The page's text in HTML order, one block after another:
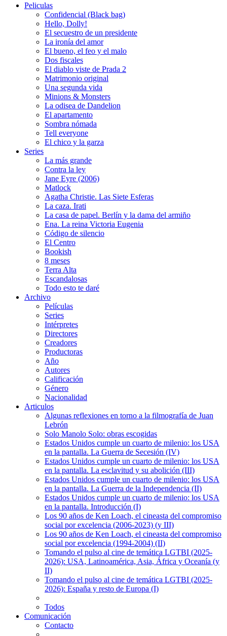
Peliculas
Confidencial (Black bag)
Hello, Dolly!
El secuestro de un presidente
La ironía del amor
El bueno, el feo y el malo
Dos fiscales
El diablo viste de Prada 2
Matrimonio original
Una segunda vida
Minions & Monsters
La odisea de Dandelion
El apartamento
Sombra nómada
Tell everyone
El chico y la garza
Series
La más grande
Contra la ley
Jane Eyre (2006)
Matlock
Agatha Christie. Las Siete Esferas
La caza. Irati
La casa de papel. Berlín y la dama del armiño
Ena. La reina Victoria Eugenia
Código de silencio
El Centro
Bookish
8 meses
Terra Alta
Escandalosas
Todo esto te daré
Archivo
Películas
Series
Intérpretes
Directores
Creadores
Productoras
Año
Autores
Calificación
Género
Nacionalidad
Articulos
Algunas reflexiones en torno a la filmografía de Juan
Lebrón
Solo Manolo Solo: obras escogidas
Estados Unidos cumple un cuarto de milenio: los USA
en la pantalla. La Guerra de Secesión (IV)
Estados Unidos cumple un cuarto de milenio: los USA
en la pantalla. La esclavitud y su abolición (III)
Estados Unidos cumple un cuarto de milenio: los USA
en la pantalla. La Guerra de la Independencia (II)
Estados Unidos cumple un cuarto de milenio: los USA
en la pantalla. Introducción (I)
Los 90 años de Ken Loach, el cineasta del compromiso
social por excelencia (2006-2023) (y III)
Los 90 años de Ken Loach, el cineasta del compromiso
social por excelencia (1994-2004) (II)
Tomando el pulso al cine de temática LGTBI (2025-
2026): USA, Latinoamérica, Asia, África y Oceanía (y
II)
Tomando el pulso al cine de temática LGTBI (2025-
2026): España y resto de Europa (I)
Todos
Comunicación
Contacto